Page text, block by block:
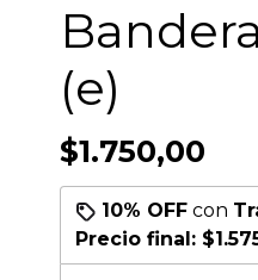
(e)
$1.750,00
10% OFF con
Precio final: